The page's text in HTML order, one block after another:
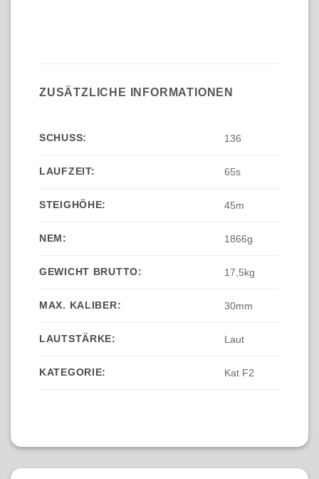
ZUSÄTZLICHE INFORMATIONEN
SCHUSS: 136
LAUFZEIT: 65s
STEIGHÖHE: 45m
NEM: 1866g
GEWICHT BRUTTO: 17,5kg
MAX. KALIBER: 30mm
LAUTSTÄRKE: Laut
KATEGORIE: Kat F2